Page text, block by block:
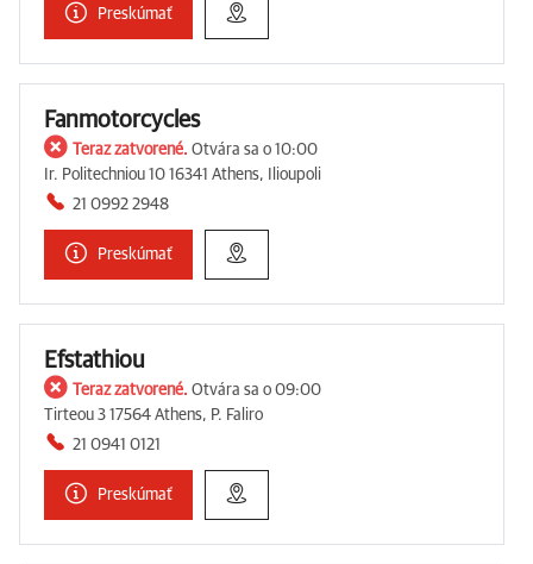
Preskúmať
Fanmotorcycles
Teraz zatvorené. Otvára sa o 10:00
Ir. Politechniou 10 16341 Athens, Ilioupoli
21 0992 2948
Preskúmať
Efstathiou
Teraz zatvorené. Otvára sa o 09:00
Tirteou 3 17564 Athens, P. Faliro
21 0941 0121
Preskúmať